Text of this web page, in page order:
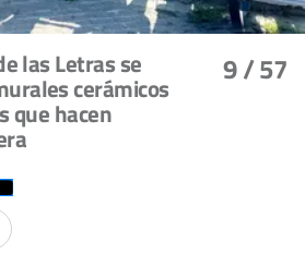
9/ 57
las Letras se
cerámicos
que hacen